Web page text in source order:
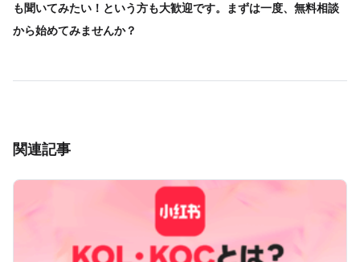
も聞いてみたい！という方も大歓迎です。まずは一度、無料相談
から始めてみませんか？
関連記事